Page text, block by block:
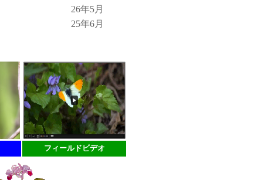
26年5月
25年6月
フィールドビデオ